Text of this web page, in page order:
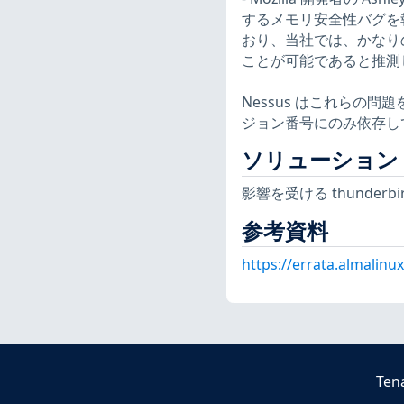
するメモリ安全性バグ
おり、当社では、かな
ことが可能であると推
Nessus はこれらの問題
ジョン番号にのみ依存
ソリューション
影響を受ける
参考資料
https://